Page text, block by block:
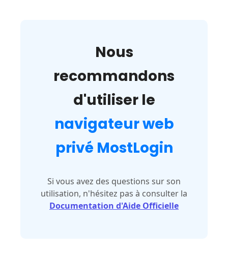
Nous
recommandons
d'utiliser le
navigateur web
privé MostLogin
Si vous avez des questions sur son
utilisation, n'hésitez pas à consulter la
Documentation d'Aide Officielle